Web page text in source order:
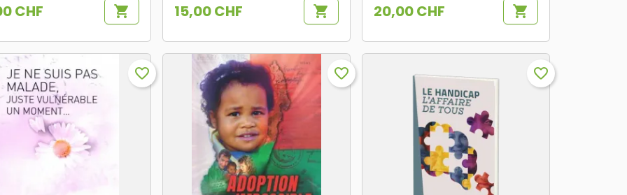
CHF shopping_cart Prix
15,00 CHF shopping_cart Prix
20,00 CHF shopping_cart
favorite_border favorite_border favorite_border